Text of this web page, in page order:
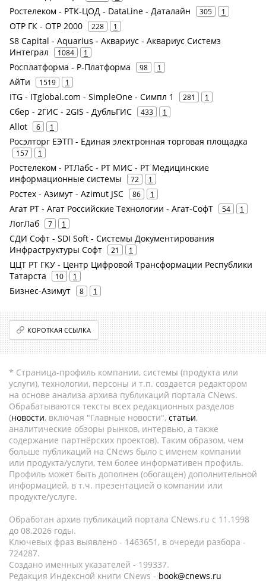
Ростелеком - РТК-ЦОД - DataLine - Даталайн 305 1
ОТР ГК - ОТР 2000 228 1
S8 Capital - Aquarius - Аквариус - Аквариус Системз
Интеграл
1084 1
Росплатформа - Р-Платформа 98 1
АйТи 1519 1
ITG - ITglobal.com - SimpleOne - Симпл 1 281 1
Сбер - 2ГИС - 2GIS - ДубльГИС 433 1
Allot 6 1
Росэлторг ЕЭТП - Единая электронная торговая площадка
157 1
Ростелеком - РТЛабс - РТ МИС - РТ Медицинские
информационные системы
72 1
Ростех - Азимут - Azimut JSC 86 1
Агат РТ - Агат Российские Технологии - Агат-СофТ 54 1
ЛогЛаб 7 1
СДИ Софт - SDI Soft - Системы Документирования
Инфраструктуры Софт
21 1
ЦЦТ РТ ГКУ - Центр Цифровой Трансформации Республики
Татарста
10 1
Бизнес-Азимут 8 1
КОРОТКАЯ ССЫЛКА
* Страница-профиль компании, системы (продукта или
услуги), технологии, персоны и т.п. создается редактором
на основе анализа архива публикаций портала CNews.
Обрабатываются тексты всех редакционных разделов
(новости, включая "Главные новости", статьи,
аналитические обзоры рынков, интервью, а также
содержание партнёрских проектов). Таким образом, чем
больше публикаций на CNews было с именем компании
или продукта/услуги, тем более информативен профиль.
Профиль может быть дополнен (обогащен) дополнительной
информацией, в т.ч. презентацией о компании или
продукте/услуге.
Обработан архив публикаций портала CNews.ru c 11.1998
до 08.2026 годы.
Ключевых фраз выявлено - 1463651, в очереди разбора -
724287.
Создано именных указателей - 199337.
Редакция Индексной книги CNews - book@cnews.ru